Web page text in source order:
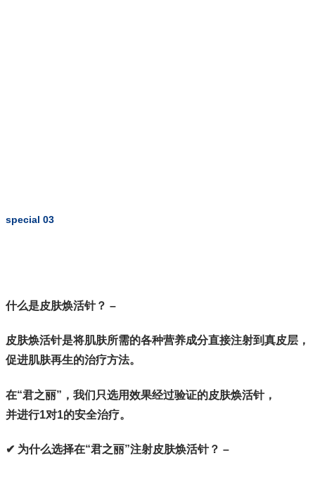
special 03
什么是皮肤焕活针？ –
皮肤焕活针是将肌肤所需的各种营养成分直接注射到真皮层，
促进肌肤再生的治疗方法。
在“君之丽”，我们只选用效果经过验证的皮肤焕活针，
并进行1对1的安全治疗。
✔ 为什么选择在“君之丽”注射皮肤焕活针？ –